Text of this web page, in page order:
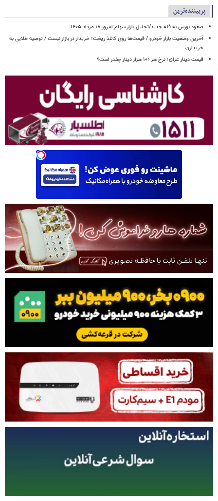
پربیننده‌ترین
صعود بورس به قله جدید/تحلیل بازار سهام امروز ۱۸ مرداد ۱۴۰۵
آخرین وضعیت بازار خودرو / قیمت‌ها روی کاغذ ریخت؛ خریدار در بازار نیست / توصیه طلایی به
خریدارن
قیمت دینار عراق؛ نرخ هر ۱۰۰ هزار دینار چقدر است؟